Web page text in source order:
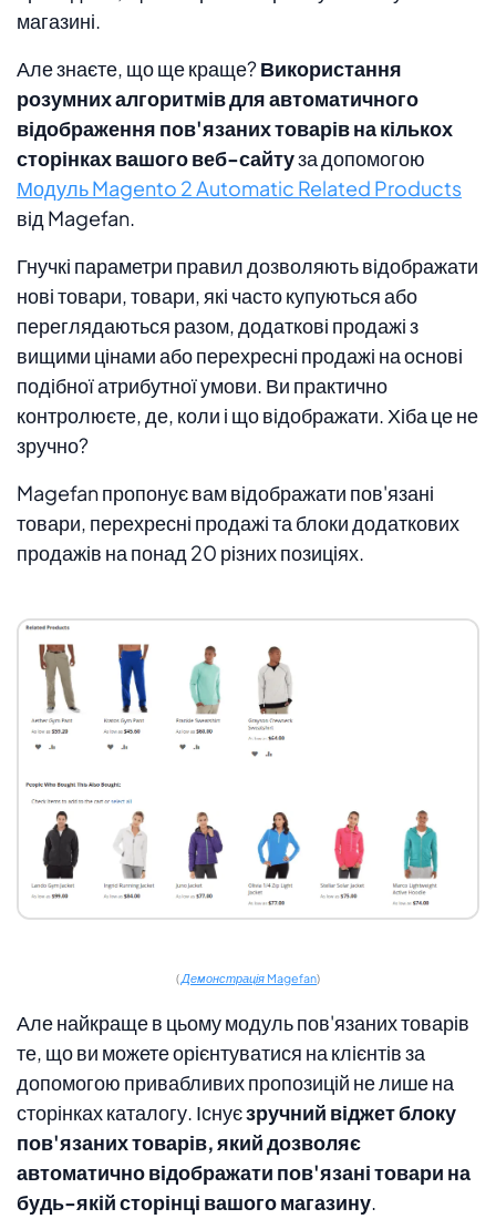
магазині.
Але знаєте, що ще краще?Використання
розумних алгоритмів для автоматичного
відображення пов'язаних товарів на кількох
сторінках вашого веб-сайтуза допомогою
Модуль Magento 2 Automatic Related Products
від Magefan.
Гнучкі параметри правил дозволяють відображати
нові товари, товари, які часто купуються або
переглядаються разом, додаткові продажі з
вищими цінами або перехресні продажі на основі
подібної атрибутної умови. Ви практично
контролюєте, де, коли і що відображати. Хіба це не
зручно?
Magefan пропонує вам відображати пов'язані
товари, перехресні продажі та блоки додаткових
продажів на понад 20 різних позиціях.
(Демонстрація Magefan)
Але найкраще в цьому модуль пов'язаних товарів
те, що ви можете орієнтуватися на клієнтів за
допомогою привабливих пропозицій не лише на
сторінках каталогу. Існуєзручний віджет блоку
пов'язаних товарів, який дозволяє
автоматично відображати пов'язані товари на
будь-якій сторінці вашого магазину.